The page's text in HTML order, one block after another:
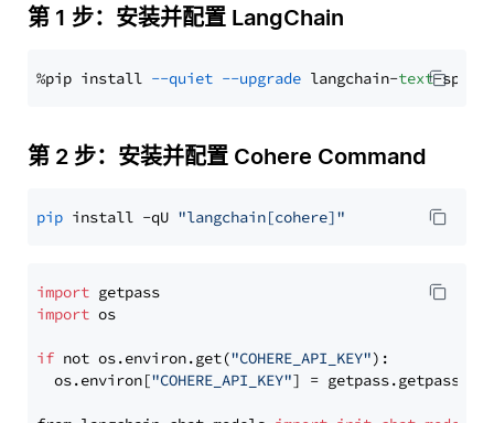
第 1 步：安装并配置 LangChain
%pip install --quiet --upgrade langchain-text
第 2 步：安装并配置 Cohere Command
pip install -qU "langchain[cohere]"
import
import os
if not os.environ.get("COHERE_API_KEY"):
  os.environ[
"COHERE_API_KEY"] = getpass.getpass(